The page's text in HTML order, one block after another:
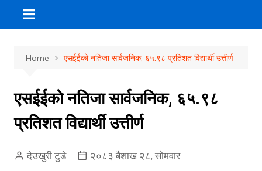
Home एसईईको नतिजा सार्वजनिक, ६५.९८ प्रतिशत विद्यार्थी उत्तीर्ण
एसईईको नतिजा सार्वजनिक, ६५.९८
प्रतिशत विद्यार्थी उत्तीर्ण
देउखुरी टुडे २०८३ बैशाख २८, सोमवार